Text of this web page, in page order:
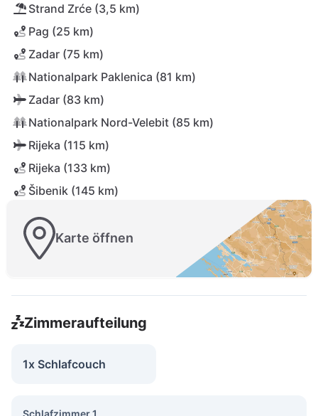
Strand Zrće (3,5 km)
Pag (25 km)
Zadar (75 km)
Nationalpark Paklenica (81 km)
Zadar (83 km)
Nationalpark Nord-Velebit (85 km)
Rijeka (115 km)
Rijeka (133 km)
Šibenik (145 km)
Karte öffnen
Zimmeraufteilung
1x Schlafcouch
Schlafzimmer 1